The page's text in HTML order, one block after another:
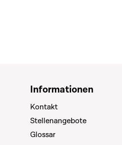
Informationen
Kontakt
Stellenangebote
Glossar